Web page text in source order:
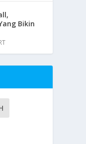
Bikin